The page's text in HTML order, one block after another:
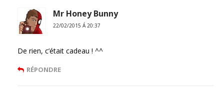
Mr Honey Bunny
22/02/2015 Á 20:37
De rien, c’était cadeau ! ^^
RÉPONDRE